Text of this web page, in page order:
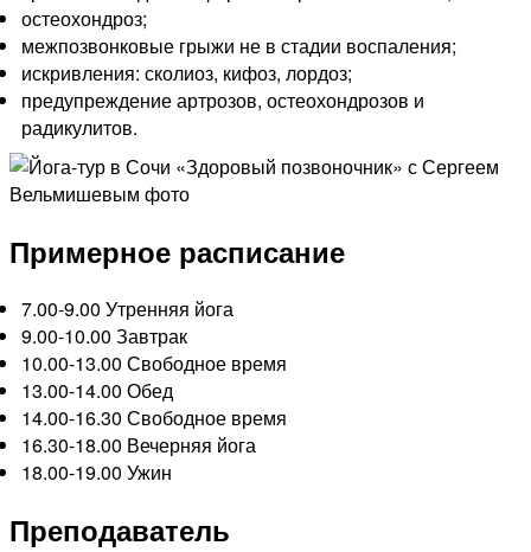
остеохондроз;
межпозвонковые грыжи не в стадии воспаления;
искривления: сколиоз, кифоз, лордоз;
предупреждение артрозов, остеохондрозов и
радикулитов.
Примерное расписание
7.00-9.00 Утренняя йога
9.00-10.00 Завтрак
10.00-13.00 Свободное время
13.00-14.00 Обед
14.00-16.30 Свободное время
16.30-18.00 Вечерняя йога
18.00-19.00 Ужин
Преподаватель